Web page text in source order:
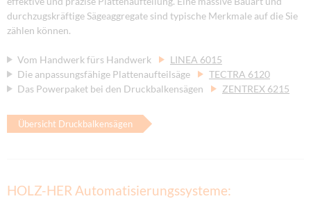
durchzugskräftige Sägeaggregate sind typische Merkmale auf die Sie
zählen können.
Vom Handwerk fürs Handwerk
LINEA 6015
Die anpassungsfähige Plattenaufteilsäge
TECTRA 6120
Das Powerpaket bei den Druckbalkensägen
ZENTREX 6215
Übersicht Druckbalkensägen
HOLZ-HER Automatisierungssysteme: